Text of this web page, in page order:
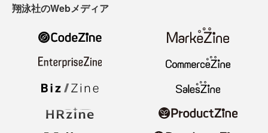
翔泳社のWebメディア